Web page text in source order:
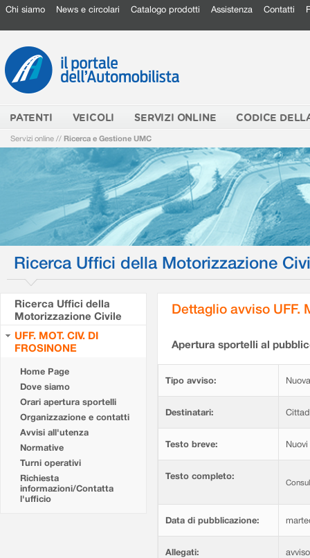
Chi siamo News e circolari Catalogo prodotti Assistenza Contatti
PATENTI VEICOLI SERVIZI ONLINE CODICE
Servizi online // Ricerca e Gestione UMC
Ricerca Uffici della Motorizzazione
Ricerca Uffici della
Motorizzazione Civile
UFF. MOT. CIV. DI
FROSINONE
Home Page
Dove siamo
Orari apertura sportelli
Organizzazione e contatti
Avvisi all'utenza
Normative
Turni operativi
Richiesta
informazioni/Contatta
l'ufficio
Dettaglio avviso UFF.
Apertura sportelli al
Tipo avviso:
Destinatari:
Testo breve:
Testo completo:
Data di pubblicazione:
Allegati: